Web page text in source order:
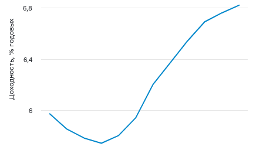
Доходность, % годовых
6
6,4
6,8